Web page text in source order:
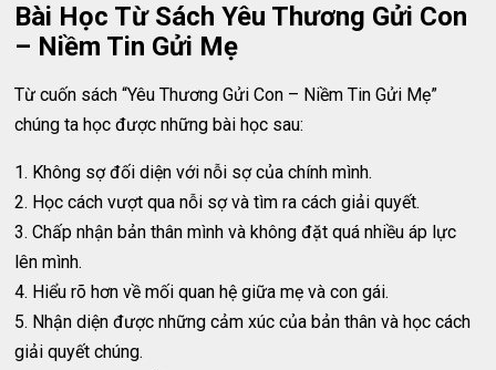
Bài Học Từ Sách Yêu Thương Gửi Con
– Niềm Tin Gửi Mẹ
Từ cuốn sách “Yêu Thương Gửi Con – Niềm Tin Gửi Mẹ”
chúng ta học được những bài học sau:
1. Không sợ đối diện với nỗi sợ của chính mình.
2. Học cách vượt qua nỗi sợ và tìm ra cách giải quyết.
3. Chấp nhận bản thân mình và không đặt quá nhiều áp lực
lên mình.
4. Hiểu rõ hơn về mối quan hệ giữa mẹ và con gái.
5. Nhận diện được những cảm xúc của bản thân và học cách
giải quyết chúng.